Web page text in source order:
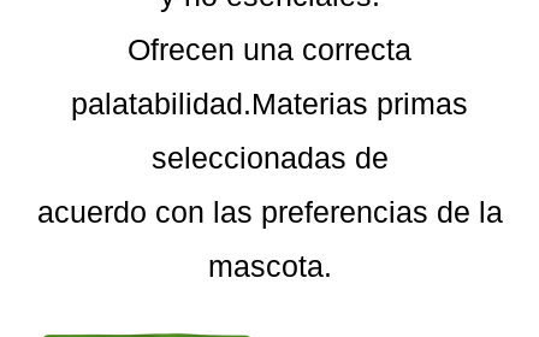
Ofrecen una correcta
palatabilidad.Materias primas
seleccionadas de
acuerdo con las preferencias de la
mascota.